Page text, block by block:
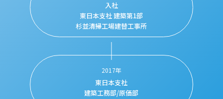
入社
東日本支社建築第1部
杉並清掃工場建替工事所
2017年
東日本支社
建築工務部/原価部